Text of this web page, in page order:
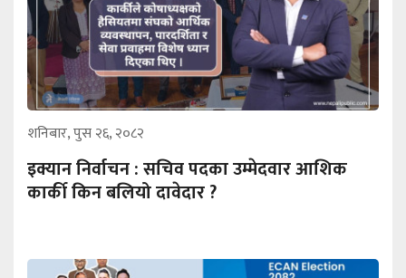
शनिबार, पुस २६, २०८२
इक्यान निर्वाचन : सचिव पदका उम्मेदवार आशिक
कार्की किन बलियो दावेदार ?